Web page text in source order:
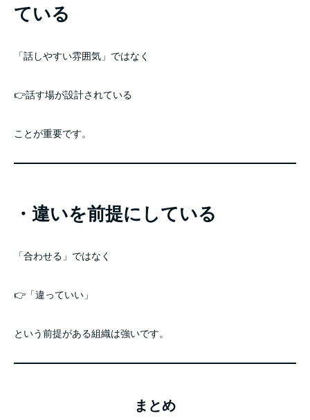
ている
「話しやすい雰囲気」ではなく
👉話す場が設計されている
ことが重要です。
・違いを前提にしている
「合わせる」ではなく
👉「違っていい」
という前提がある組織は強いです。
まとめ